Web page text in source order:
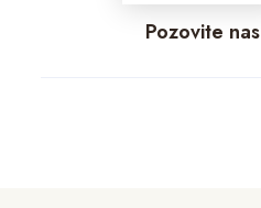
Pozovite nas